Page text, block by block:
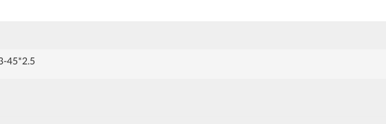
45*2.5